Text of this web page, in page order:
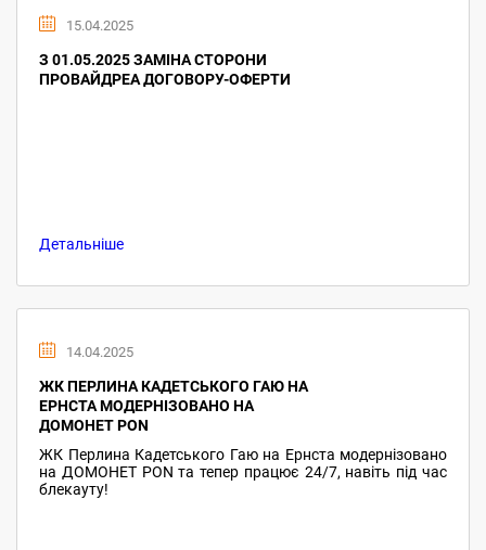
15.04.2025
З 01.05.2025 ЗАМІНА СТОРОНИ
ПРОВАЙДРЕА ДОГОВОРУ-ОФЕРТИ
Детальніше
14.04.2025
ЖК ПЕРЛИНА КАДЕТСЬКОГО ГАЮ НА
ЕРНСТА МОДЕРНІЗОВАНО НА
ДОМОНЕТ PON
ЖК Перлина Кадетського Гаю на Ернста модернізовано
на ДОМОНЕТ PON та тепер працює 24/7, навіть під час
блекауту!